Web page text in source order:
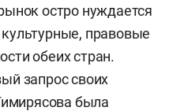
остро нуждается
правовые
обеих стран.
запрос своих
была